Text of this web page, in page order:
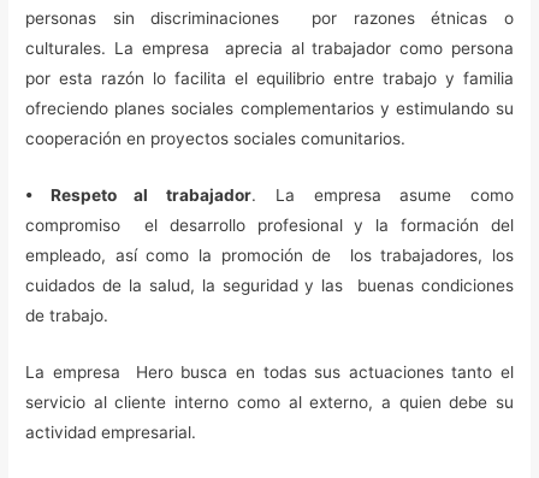
personas sin discriminaciones por razones étnicas o
culturales. La empresa aprecia al trabajador como persona
por esta razón lo facilita el equilibrio entre trabajo y familia
ofreciendo planes sociales complementarios y estimulando su
cooperación en proyectos sociales comunitarios.
• Respeto al trabajador. La empresa asume como
compromiso el desarrollo profesional y la formación del
empleado, así como la promoción de los trabajadores, los
cuidados de la salud, la seguridad y las buenas condiciones
de trabajo.
La empresa Hero busca en todas sus actuaciones tanto el
servicio al cliente interno como al externo, a quien debe su
actividad empresarial.